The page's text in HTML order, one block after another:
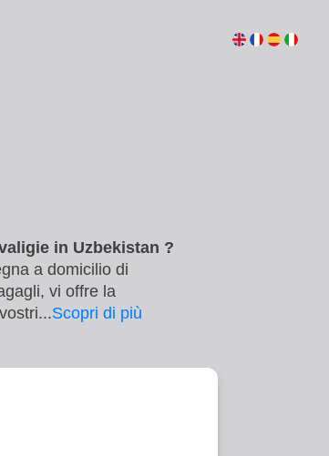
in Uzbekistan ?
a domicilio di
vi offre la
...Scopri di più